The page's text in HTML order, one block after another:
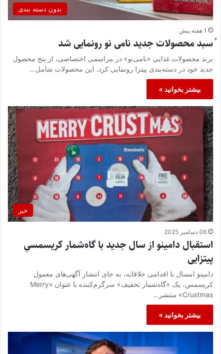
بدون دسته بندی
1 هفته پیش
ُسبد محصولات جدید نامی نو رونمایی شد
برند محصولات غذایی «نامی‌نو» در مراسمی اختصاصی، از پنج محصول
جدید خود در دسته‌بندی پیتزا رونمایی کرد. این محصولات شامل…
بیشتر بخوانید »
خبر
06 دسامبر 2025
استقبال دامینو از سال جدید با گاه‌شمار کریسمسیِ
پیتزایی
دامینو امسال با اقدامی خلاقانه، به جای انتشار آگهی‌های معمول
کریسمس، یک «گاه‌شمار تخفیف» سرگرم‌کننده با عنوان «Merry
Crustmas» منتشر…
بیشتر بخوانید »